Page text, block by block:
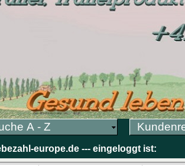
A - Z
europe.de --- eingeloggt ist: